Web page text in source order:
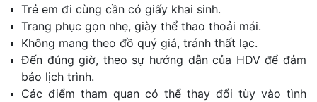
Trẻ em đi cùng cần có giấy khai sinh.
Trang phục gọn nhẹ, giày thể thao thoải mái.
Không mang theo đồ quý giá, tránh thất lạc.
Đến đúng giờ, theo sự hướng dẫn của HDV để đảm
bảo lịch trình.
Các điểm tham quan có thể thay đổi tùy vào tình